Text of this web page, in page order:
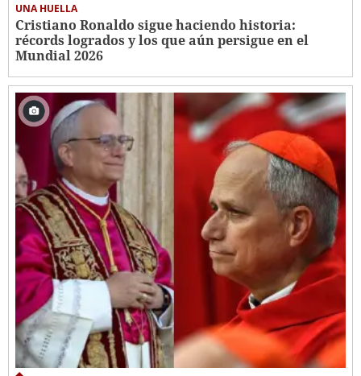
UNA HUELLA
Cristiano Ronaldo sigue haciendo historia:
récords logrados y los que aún persigue en el
Mundial 2026